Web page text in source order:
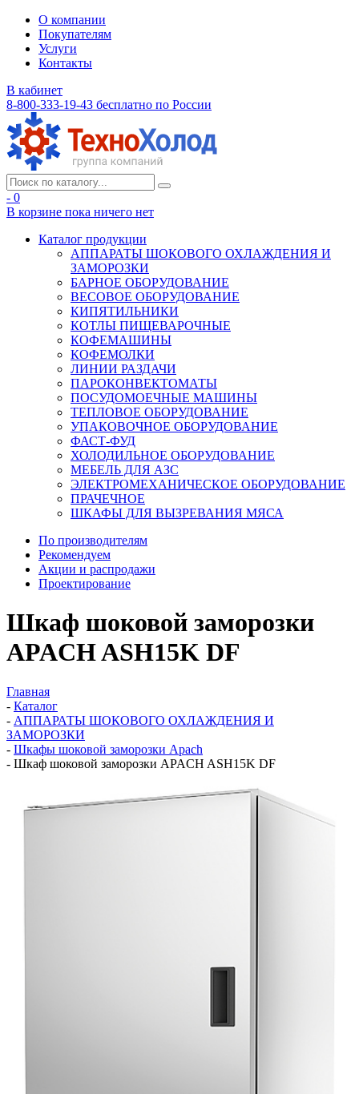
О компании
Покупателям
Услуги
Контакты
В кабинет
8-800-333-19-43 бесплатно по России
- 0
В корзине пока ничего нет
Каталог продукции
АППАРАТЫ ШОКОВОГО ОХЛАЖДЕНИЯ И
ЗАМОРОЗКИ
БАРНОЕ ОБОРУДОВАНИЕ
ВЕСОВОЕ ОБОРУДОВАНИЕ
КИПЯТИЛЬНИКИ
КОТЛЫ ПИЩЕВАРОЧНЫЕ
КОФЕМАШИНЫ
КОФЕМОЛКИ
ЛИНИИ РАЗДАЧИ
ПАРОКОНВЕКТОМАТЫ
ПОСУДОМОЕЧНЫЕ МАШИНЫ
ТЕПЛОВОЕ ОБОРУДОВАНИЕ
УПАКОВОЧНОЕ ОБОРУДОВАНИЕ
ФАСТ-ФУД
ХОЛОДИЛЬНОЕ ОБОРУДОВАНИЕ
МЕБЕЛЬ ДЛЯ АЗС
ЭЛЕКТРОМЕХАНИЧЕСКОЕ ОБОРУДОВАНИЕ
ПРАЧЕЧНОЕ
ШКАФЫ ДЛЯ ВЫЗРЕВАНИЯ МЯСА
По производителям
Рекомендуем
Акции и распродажи
Проектирование
Шкаф шоковой заморозки
APACH ASH15K DF
Главная
- Каталог
- АППАРАТЫ ШОКОВОГО ОХЛАЖДЕНИЯ И
ЗАМОРОЗКИ
- Шкафы шоковой заморозки Apach
- Шкаф шоковой заморозки APACH ASH15K DF